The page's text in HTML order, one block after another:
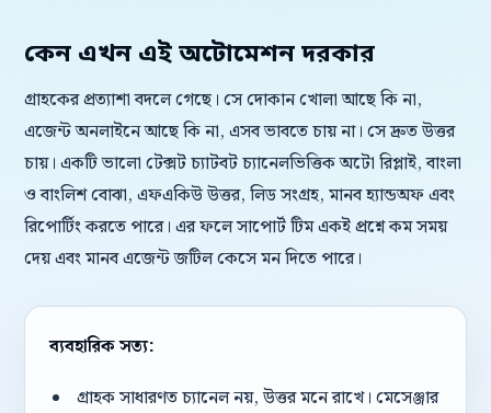
কেন এখন এই অটোমেশন দরকার
গ্রাহকের প্রত্যাশা বদলে গেছে। সে দোকান খোলা আছে কি না,
এজেন্ট অনলাইনে আছে কি না, এসব ভাবতে চায় না। সে দ্রুত উত্তর
চায়। একটি ভালো টেক্সট চ্যাটবট চ্যানেলভিত্তিক অটো রিপ্লাই, বাংলা
ও বাংলিশ বোঝা, এফএকিউ উত্তর, লিড সংগ্রহ, মানব হ্যান্ডঅফ এবং
রিপোর্টিং করতে পারে। এর ফলে সাপোর্ট টিম একই প্রশ্নে কম সময়
দেয় এবং মানব এজেন্ট জটিল কেসে মন দিতে পারে।
ব্যবহারিক সত্য:
গ্রাহক সাধারণত চ্যানেল নয়, উত্তর মনে রাখে। মেসেঞ্জার